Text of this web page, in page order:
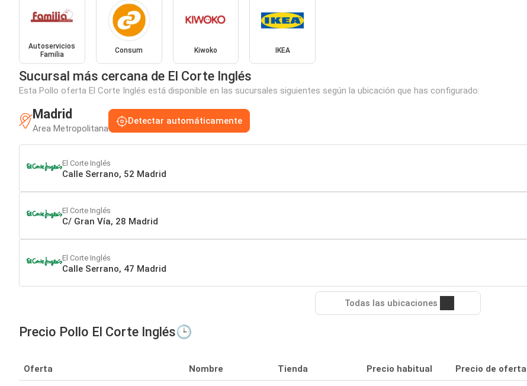
Autoservicios
Familia
Consum Kiwoko IKEA
Sucursal más cercana de El Corte Inglés
Esta Pollo oferta El Corte Inglés está disponible en las sucursales siguientes según la ubicación que has configurado:
Madrid
Area Metropolitana
Detectar automáticamente
El Corte Inglés
Calle Serrano, 52 Madrid
El Corte Inglés
C/ Gran Vía, 28 Madrid
El Corte Inglés
Calle Serrano, 47 Madrid
Todas las ubicaciones
Precio Pollo El Corte Inglés🕒
Oferta Nombre Tienda Precio habitual Precio de oferta